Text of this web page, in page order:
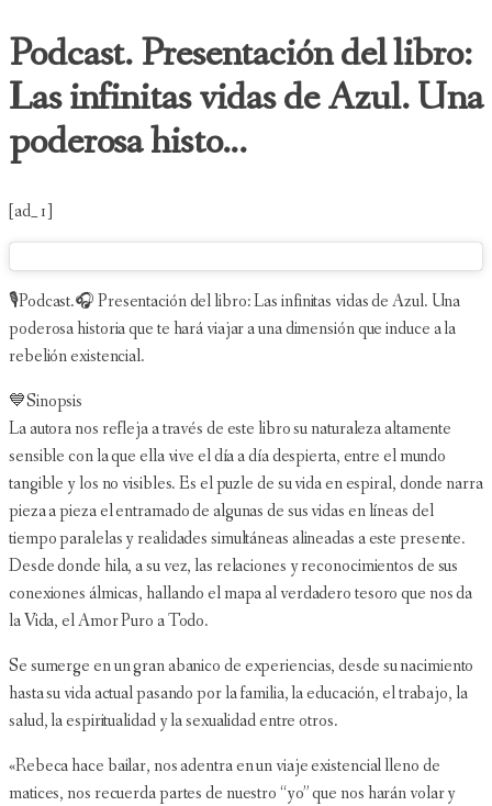
Podcast. Presentación del libro:
Las infinitas vidas de Azul. Una
poderosa histo...
[ad_1]
🎙Podcast.🎧 Presentación del libro: Las infinitas vidas de Azul. Una
poderosa historia que te hará viajar a una dimensión que induce a la
rebelión existencial.
💙Sinopsis
La autora nos refleja a través de este libro su naturaleza altamente
sensible con la que ella vive el día a día despierta, entre el mundo
tangible y los no visibles. Es el puzle de su vida en espiral, donde narra
pieza a pieza el entramado de algunas de sus vidas en líneas del
tiempo paralelas y realidades simultáneas alineadas a este presente.
Desde donde hila, a su vez, las relaciones y reconocimientos de sus
conexiones álmicas, hallando el mapa al verdadero tesoro que nos da
la Vida, el Amor Puro a Todo.
Se sumerge en un gran abanico de experiencias, desde su nacimiento
hasta su vida actual pasando por la familia, la educación, el trabajo, la
salud, la espiritualidad y la sexualidad entre otros.
«Rebeca hace bailar, nos adentra en un viaje existencial lleno de
matices, nos recuerda partes de nuestro “yo” que nos harán volar y